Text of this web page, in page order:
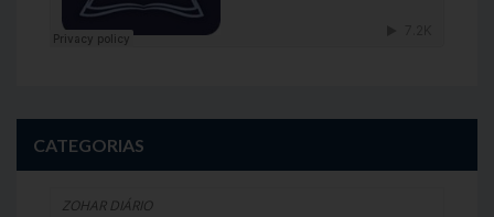
CATEGORIAS
ZOHAR DIÁRIO